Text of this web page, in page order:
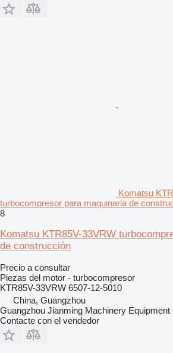
Komatsu
turbocompresor para maquinaria de
8
Komatsu KTR85V-33VRW
de construcción
Precio a consultar
Piezas del motor - turbocompresor
KTR85V-33VRW 6507-12-5010
China, Guangzhou
Guangzhou Jianming Machinery Equipment
Contacte con el vendedor